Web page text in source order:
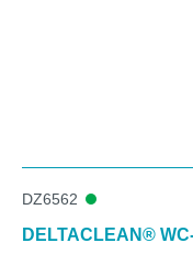
DZ6562
DELTACLEAN®